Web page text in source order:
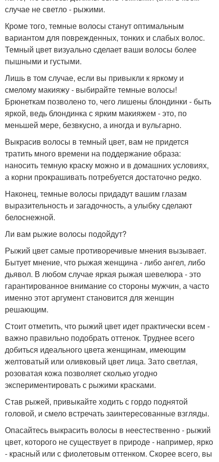
случае не светло - рыжими.
Кроме того, темные волосы станут оптимальным
вариантом для поврежденных, тонких и слабых волос.
Темный цвет визуально сделает ваши волосы более
пышными и густыми.
Лишь в том случае, если вы привыкли к яркому и
смелому макияжу - выбирайте темные волосы!
Брюнеткам позволено то, чего лишены блондинки - быть
яркой, ведь блондинка с ярким макияжем - это, по
меньшей мере, безвкусно, а иногда и вульгарно.
Выкрасив волосы в темный цвет, вам не придется
тратить много времени на поддержание образа:
наносить темную краску можно и в домашних условиях,
а корни прокрашивать потребуется достаточно редко.
Наконец, темные волосы придадут вашим глазам
выразительность и загадочность, а улыбку сделают
белоснежной.
Ли вам рыжие волосы подойдут?
Рыжий цвет самые противоречивые мнения вызывает.
Бытует мнение, что рыжая женщина - либо ангел, либо
дьявол. В любом случае яркая рыжая шевелюра - это
гарантированное внимание со стороны мужчин, а часто
именно этот аргумент становится для женщин
решающим.
Стоит отметить, что рыжий цвет идет практически всем -
важно правильно подобрать оттенок. Труднее всего
добиться идеального цвета женщинам, имеющим
желтоватый или оливковый цвет лица. Зато светлая,
розоватая кожа позволяет сколько угодно
экспериментировать с рыжими красками.
Став рыжей, привыкайте ходить с гордо поднятой
головой, и смело встречать заинтересованные взгляды.
Опасайтесь выкрасить волосы в неестественно - рыжий
цвет, которого не существует в природе - например, ярко
- красный или с фиолетовым оттенком. Скорее всего, вы